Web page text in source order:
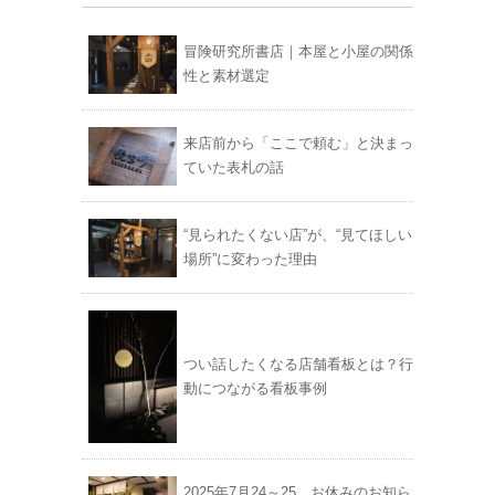
冒険研究所書店｜本屋と小屋の関係
性と素材選定
来店前から「ここで頼む」と決まっ
ていた表札の話
“見られたくない店”が、“見てほしい
場所”に変わった理由
つい話したくなる店舗看板とは？行
動につながる看板事例